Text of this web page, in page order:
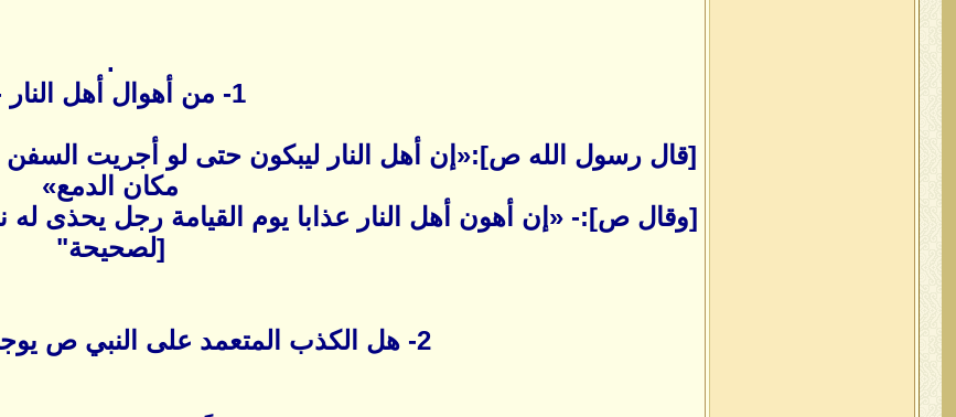
.
1- من أهوال أهل النار ---
[قال رسول الله ص]:«إن أهل النار ليبكون حتى لو أجريت
مكان الدمع»
[وقال ص]:- «إن أهون أهل النار عذابا يوم القيامة رجل يحذى له
[لصحيحة"
2- هل الكذب المتعمد على النبي ص يوجب الخلود في النار؟